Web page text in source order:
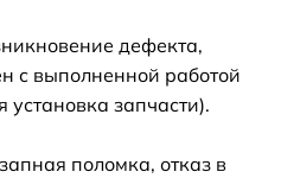
дефекта,
с выполненной работой
запчасти).
поломка, отказ в